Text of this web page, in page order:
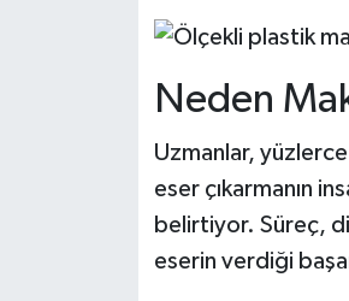
Neden
Uzmanlar,
eser çıkarmanın
belirtiyor. Süreç,
eserin verdiği